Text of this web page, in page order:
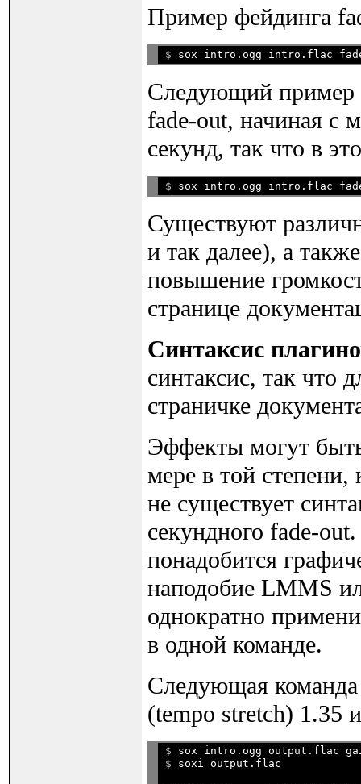
Пример фейдинга
$
Следующий пример
fade-out, начиная с
секунд, так что в
$
Существуют
и так далее), а
повышение
странице
Синтаксис
синтаксис, так что
страничке
Эффекты могут
мере в той
не существует
секундного fade-
понадобится
наподобие LMMS
однократно
в одной команде.
Следующая
(tempo stretch) 1.35
$ sox intro.ogg output.flac
$ soxi output.flac